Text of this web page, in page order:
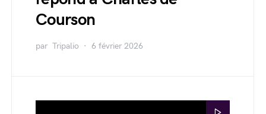
Courson
par Tripalio 6 février 2026